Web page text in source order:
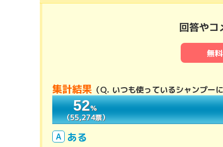
回答やコ
無
集計結果 （Q. いつも使っているシャンプー
52％
（55,274票）
52％
（55,274票）
A ある